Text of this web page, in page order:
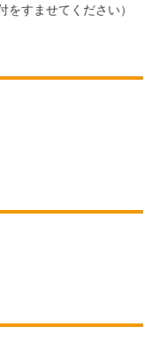
すませてください）